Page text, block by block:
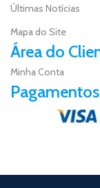
Últimas Notícias
Mapa do Site
Área do
Minha Conta
Pagamentos